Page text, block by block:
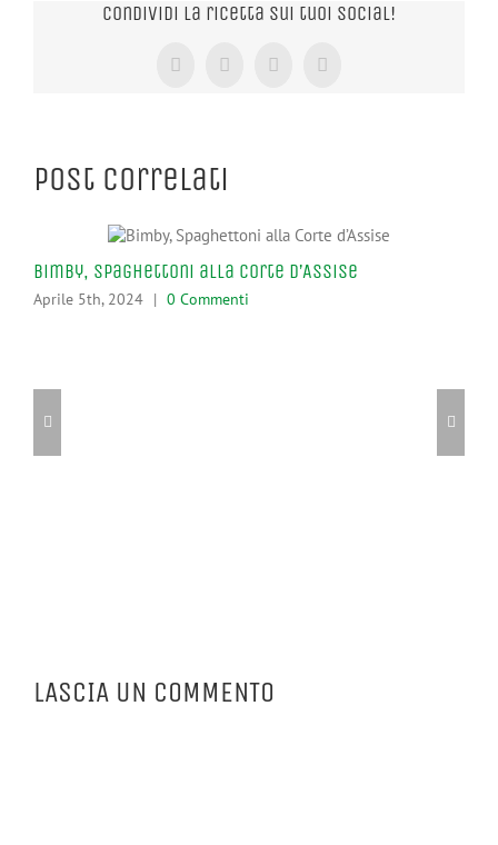
Condividi la ricetta sui tuoi Social!
Facebook
X TumblrPinterest
Post correlati
Bimby, Spaghettoni alla Corte d’Assise
Aprile 5th, 2024 | 0 Commenti
LASCIA UN COMMENTO